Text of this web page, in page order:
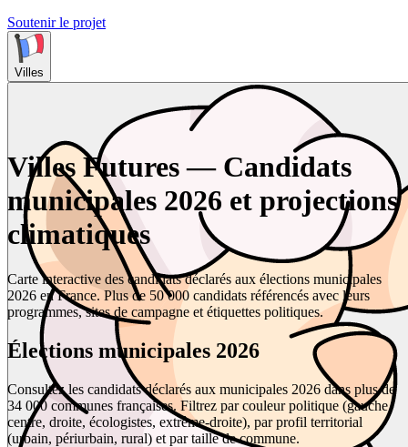
Soutenir le projet
Villes
Villes Futures — Candidats
municipales 2026 et projections
climatiques
Carte interactive des candidats déclarés aux élections municipales
2026 en France. Plus de 50 000 candidats référencés avec leurs
programmes, sites de campagne et étiquettes politiques.
Élections municipales 2026
Consultez les candidats déclarés aux municipales 2026 dans plus de
34 000 communes françaises. Filtrez par couleur politique (gauche,
centre, droite, écologistes, extrême-droite), par profil territorial
(urbain, périurbain, rural) et par taille de commune.